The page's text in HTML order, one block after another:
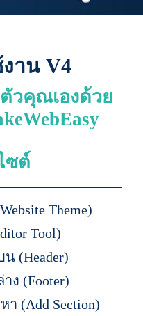
าน V4
วคุณเองด้วย
ซต์
Theme)
Tool)
(Header)
ง (Footer)
(Add Section)